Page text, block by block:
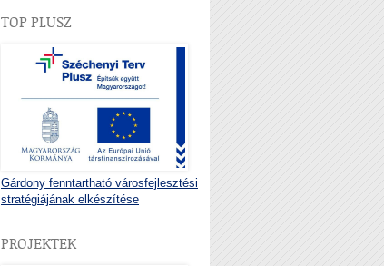
TOP PLUSZ
Gárdony fenntartható városfejlesztési
stratégiájának elkészítése
PROJEKTEK